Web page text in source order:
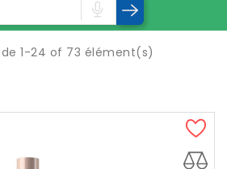
1-24 of 73 élément(s)